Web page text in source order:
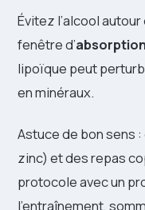
Évitez l’alcool
fenêtre d’absorption
lipoïque peut
en minéraux.
Astuce de bon sens
zinc) et des repas
protocole avec un
l’entraînement,